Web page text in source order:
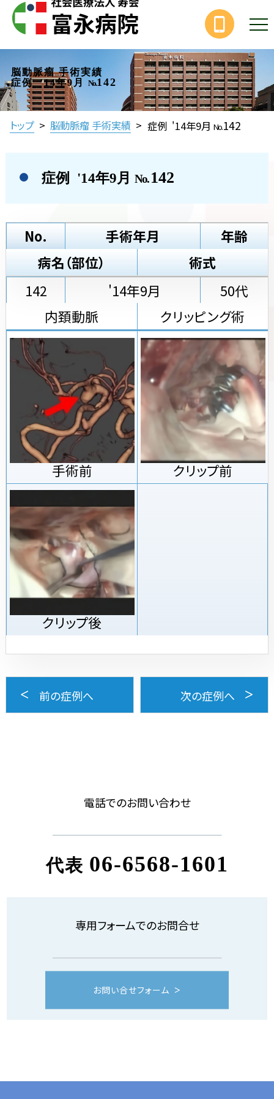
脳動脈瘤 手術実績
症例 '14年9月
No.142
トップ > 脳動脈瘤 手術実績 > 症例 '14年9月 No.142
症例 '14年9月 No.142
No. 手術年月
年齢
病名（部位）
術式
142
'14年9月
50代
内頚動脈
クリッピング術
手術前 クリップ前
クリップ後
前の症例へ 次の症例へ
電話でのお問い合わせ
代表 06-6568-1601
専用フォームでのお問合せ
お問い合せフォーム